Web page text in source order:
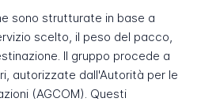
sono strutturate in base a
scelto, il peso del pacco,
Il gruppo procede a
autorizzate dall'Autorità per le
(AGCOM). Questi